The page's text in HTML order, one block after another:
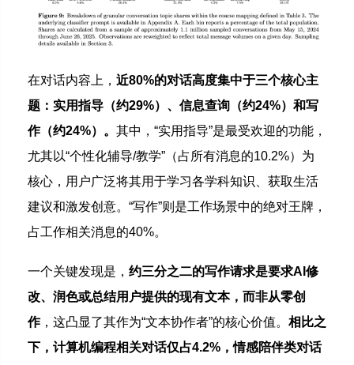
在对话内容上， 近80%的对话高度集中于三个核心主
题：实用指导（约29%）、信息查询（约24%）和写
作（约24%）。 其中，“实用指导”是最受欢迎的功能，
尤其以“个性化辅导/教学”（占所有消息的10.2%）为
核心，用户广泛将其用于学习各学科知识、获取生活
建议和激发创意。“写作”则是工作场景中的绝对王牌，
占工作相关消息的40%。
一个关键发现是， 约三分之二的写作请求是要求AI修
改、润色或总结用户提供的现有文本，而非从零创
作，这凸显了其作为“文本协作者”的核心价值。 相比之
下，计算机编程相关对话仅占4.2%，情感陪伴类对话